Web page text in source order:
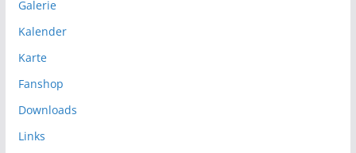
Galerie
Kalender
Karte
Fanshop
Downloads
Links